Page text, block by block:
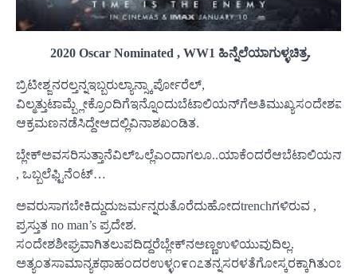
2020 Oscar Nominated , WW1 ಹಿನ್ನೆಲೆಯಾಗುಳ್ಳಚಿತ್ರ.
ಬ್ರಿಟೀಶ್ಜನರಲ್ತನ್ನಇಬ್ಬರುಲ್ಯಾನ್ಸ್ಕಾರ್ಪೋರೆಲ್,
ಆಕ್ರಮಣನಡೆಸಿದ್ದೇಆದಲ್ಲಿವಿನಾಶಖಂಡಿತ.
, ಒಬ್ಬಲೆಫ್ಟಿನೆಂಟ್…
ಅವರುಸಾಗಬೇಕಿದ್ದುದುಜರ್ಮನ್ನರುತೊರೆದುಹೋದtrenchಗಳಿರುವ ,
ಪ್ರಸ್ತುತ no man’s ಪ್ರದೇಶ.
ಸಂದೇಶಶೀಘ್ರವಾಗಿತಲುಪದಿದ್ದರೆಬ್ಲೇಕ್‌ನಅಣ್ಣಉಳಿಯುವುದಿಲ್ಲ.